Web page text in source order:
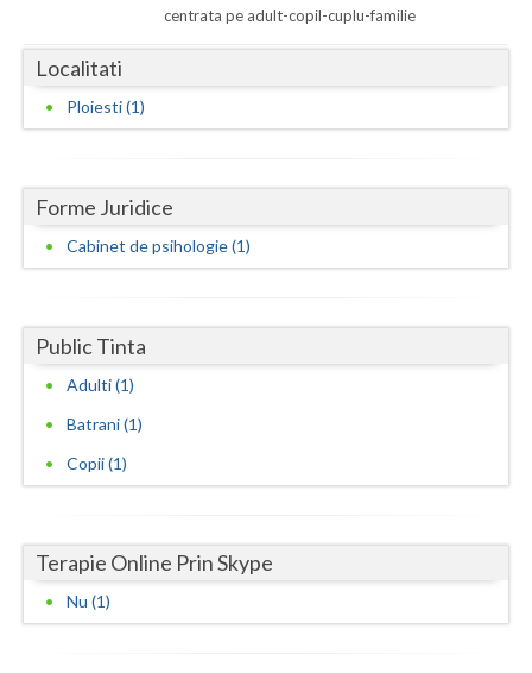
Hunedoara
Ilfov
Maramures
Mures
Salaj
Satu-Mare
centrata pe adult-copil-cuplu-familie
Localitati
Ploiesti (1)
Forme Juridice
Cabinet de psihologie (1)
Public Tinta
Adulti (1)
Batrani (1)
Copii (1)
Terapie Online Prin Skype
Nu (1)